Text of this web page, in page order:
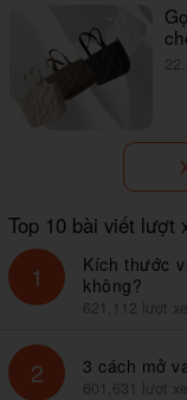
Top 10 bài viết lượt
1
Kích thước
không?
621,112 lượt
2 3 cách mở
601,631 lượt